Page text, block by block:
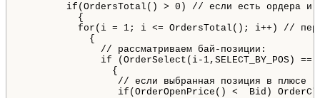
if(OrdersTotal() > 0) // если есть ордера и
          {
for(i = 1; i <= OrdersTotal(); i++) //
            {
              // рассматриваем бай-позиции:
if (OrderSelect(i-1,SELECT_BY_POS)
                {
// если выбранная позиция в плюсе
if(OrderOpenPrice() <  Bid)